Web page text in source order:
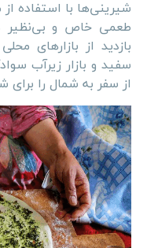
شیرینی‌ها با استفاده
طعمی خاص و بی‌نظیر
بازدید از بازارهای
سفید و بازار زیرآب
از سفر به شمال را برای